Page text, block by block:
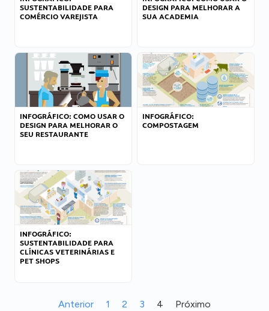
SUSTENTABILIDADE PARA
COMÉRCIO VAREJISTA
DESIGN PARA MELHORAR A
SUA ACADEMIA
INFOGRÁFICO: COMO USAR O
DESIGN PARA MELHORAR O
SEU RESTAURANTE
INFOGRÁFICO:
COMPOSTAGEM
INFOGRÁFICO:
SUSTENTABILIDADE PARA
CLÍNICAS VETERINÁRIAS E
PET SHOPS
Anterior 1 2 3 4 Próximo